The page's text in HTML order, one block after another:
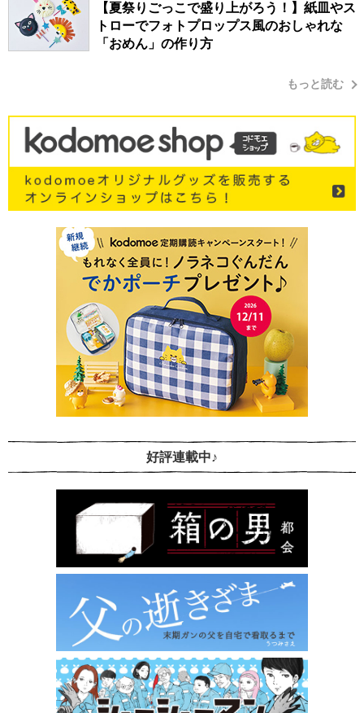
【夏祭りごっこで盛り上がろう！】紙皿やス
トローでフォトプロップス風のおしゃれな
「おめん」の作り方
もっと読む
好評連載中♪